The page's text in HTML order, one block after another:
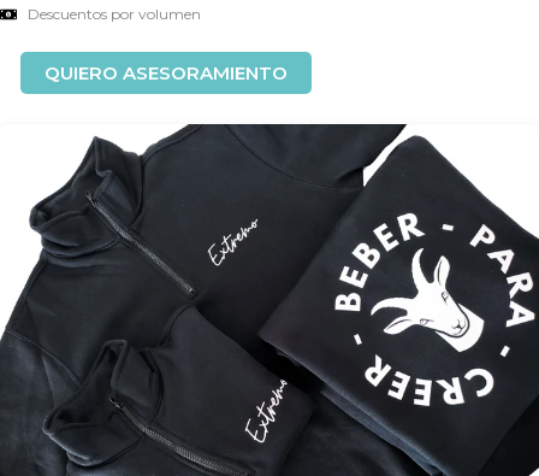
Descuentos por volumen
QUIERO ASESORAMIENTO